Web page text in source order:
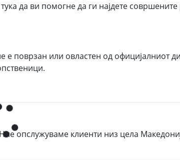
да ви помогне да ги најдете
е поврзан или овластен од официјалниот
опслужуваме клиенти низ цела